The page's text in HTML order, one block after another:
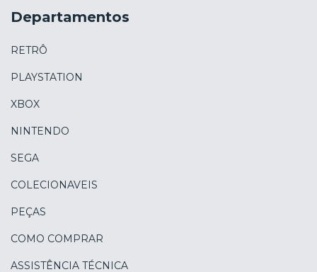
Departamentos
RETRÔ
PLAYSTATION
XBOX
NINTENDO
SEGA
COLECIONAVEIS
PEÇAS
COMO COMPRAR
ASSISTÊNCIA TÉCNICA